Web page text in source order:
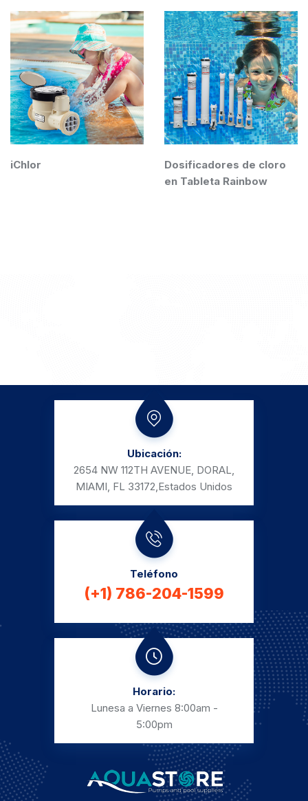
Dosificadores de cloro
en Tableta Rainbow
RETORNO
P/PISCINA
Ubicación:
2654 NW 112TH AVENUE, DORAL,
MIAMI, FL 33172, Estados Unidos
Teléfono
(+1) 786-204-1599
Horario:
Lunesa a Viernes 8:00am -
5:00pm